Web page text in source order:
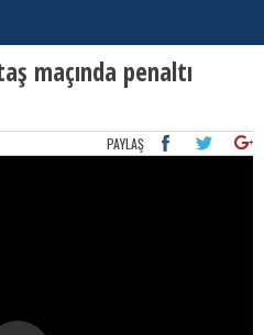
maçında penaltı
PAYLAŞ